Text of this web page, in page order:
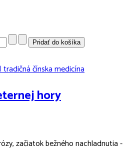
hory
začiatok bežného nachladnutia -